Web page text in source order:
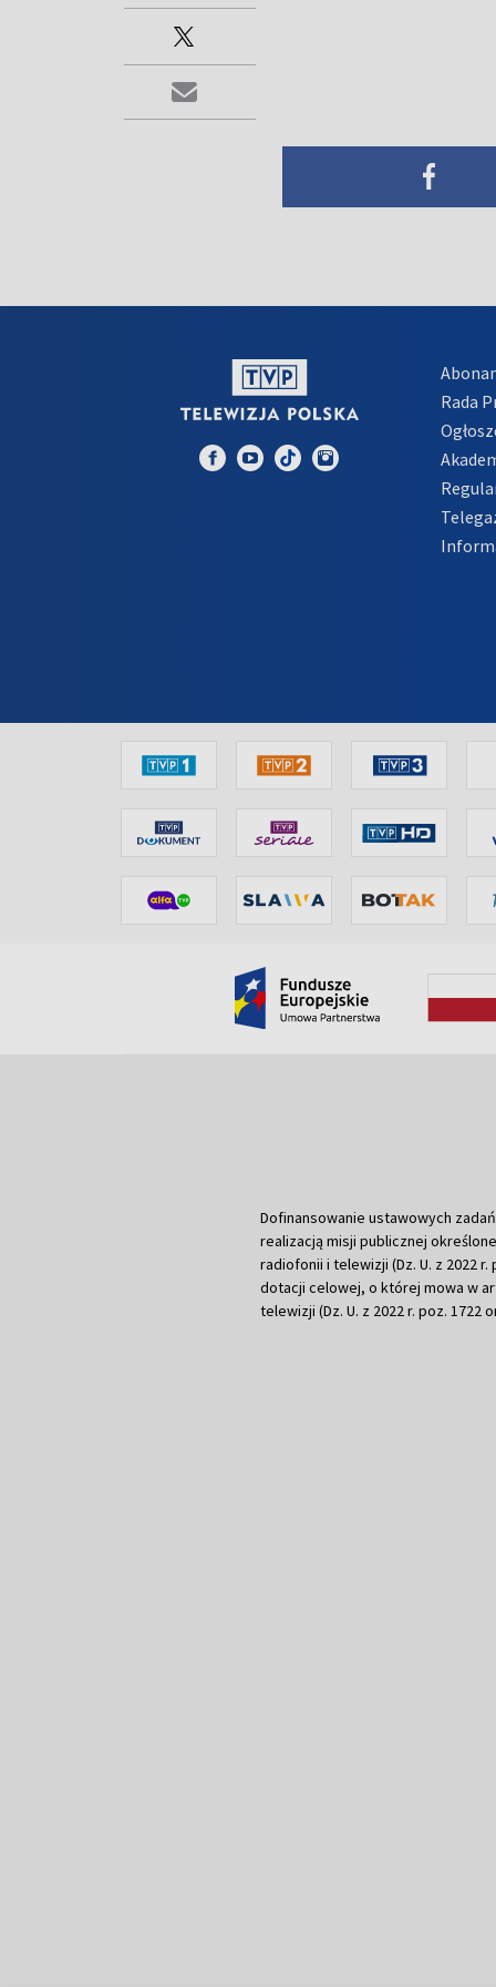
Rada
Dofinansowanie ustawowych
realizacją misji publicznej
radiofonii i telewizji (Dz. U. z 2022
dotacji celowej, o której mowa w
telewizji (Dz. U. z 2022 r. poz. 1722